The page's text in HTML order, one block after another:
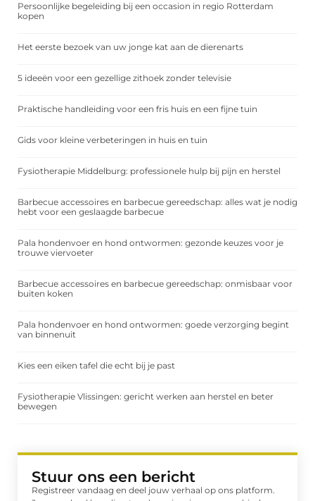
Persoonlijke begeleiding bij een occasion in regio Rotterdam
kopen
Het eerste bezoek van uw jonge kat aan de dierenarts
5 ideeën voor een gezellige zithoek zonder televisie
Praktische handleiding voor een fris huis en een fijne tuin
Gids voor kleine verbeteringen in huis en tuin
Fysiotherapie Middelburg: professionele hulp bij pijn en herstel
Barbecue accessoires en barbecue gereedschap: alles wat je nodig
hebt voor een geslaagde barbecue
Pala hondenvoer en hond ontwormen: gezonde keuzes voor je
trouwe viervoeter
Barbecue accessoires en barbecue gereedschap: onmisbaar voor
buiten koken
Pala hondenvoer en hond ontwormen: goede verzorging begint
van binnenuit
Kies een eiken tafel die echt bij je past
Fysiotherapie Vlissingen: gericht werken aan herstel en beter
bewegen
Stuur ons een bericht
Registreer vandaag en deel jouw verhaal op ons platform.